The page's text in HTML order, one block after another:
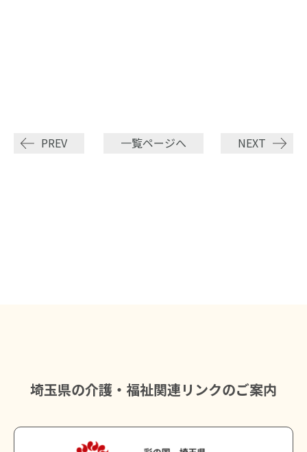
PREV 一覧ページへ NEXT
埼玉県の介護・福祉関連リンクのご案内